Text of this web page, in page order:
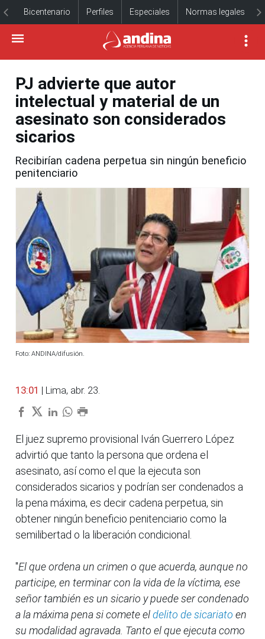
Bicentenario Perfiles Especiales Normas legales
PJ advierte que autor
intelectual y material de un
asesinato son considerados
sicarios
Recibirían cadena perpetua sin ningún beneficio
penitenciario
Foto: ANDINA/difusión.
13:01 | Lima, abr. 23.
El juez supremo provisional Iván Guerrero López
advirtió que tanto la persona que ordena el
asesinato, así como el que la ejecuta son
considerados sicarios y podrían ser condenados a
la pena máxima, es decir cadena perpetua, sin
obtener ningún beneficio penitenciario como la
semilibertad o la liberación condicional.
"El que ordena un crimen o que acuerda, aunque no
participe, en terminar con la vida de la víctima, ese
señor también es un sicario y puede ser condenado
a la máxima pena si comete eldelito de sicariato en
su modalidad agravada. Tanto el que ejecuta como